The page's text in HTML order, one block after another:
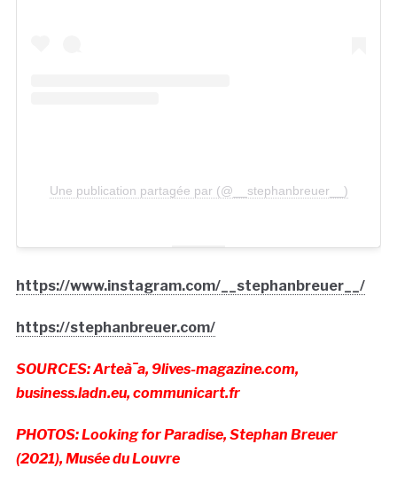
Une publication partagée par (@__stephanbreuer__)
https://www.instagram.com/__stephanbreuer__/
https://stephanbreuer.com/
SOURCES: Arteà¯a, 9lives-magazine.com,
business.ladn.eu, communicart.fr
PHOTOS: Looking for Paradise, Stephan Breuer
(2021), Musée du Louvre